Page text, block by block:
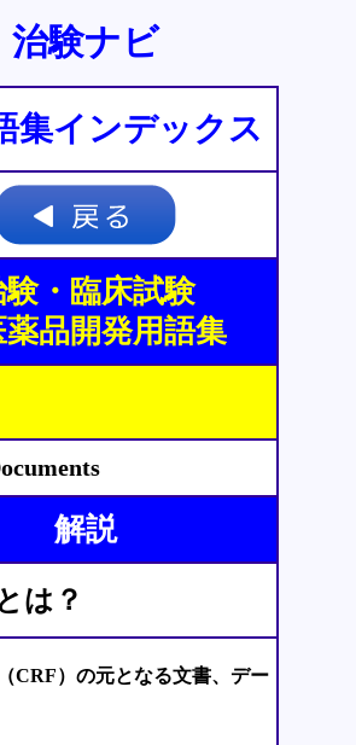
治験ナビ
集インデックス
験・臨床試験
薬品開発用語集
解説
は？
CRF）の元となる文書、デー